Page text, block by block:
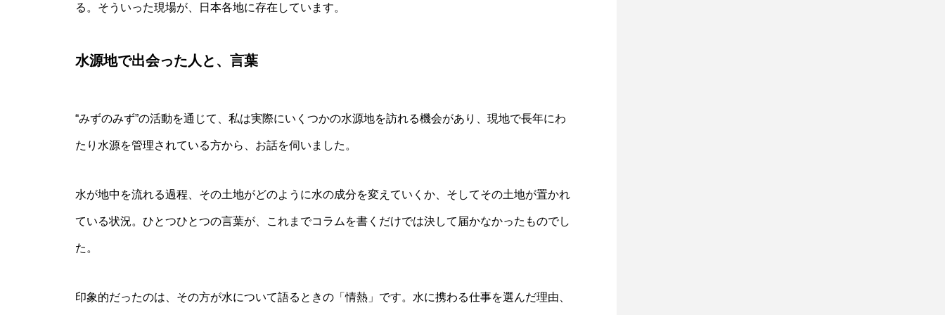
る。そういった現場が、日本各地に存在しています。
水源地で出会った人と、言葉
“みずのみず”の活動を通じて、私は実際にいくつかの水源地を訪れる機会があり、現地で長年にわ
たり水源を管理されている方から、お話を伺いました。
水が地中を流れる過程、その土地がどのように水の成分を変えていくか、そしてその土地が置かれ
ている状況。ひとつひとつの言葉が、これまでコラムを書くだけでは決して届かなかったものでし
た。
印象的だったのは、その方が水について語るときの「情熱」です。水に携わる仕事を選んだ理由、